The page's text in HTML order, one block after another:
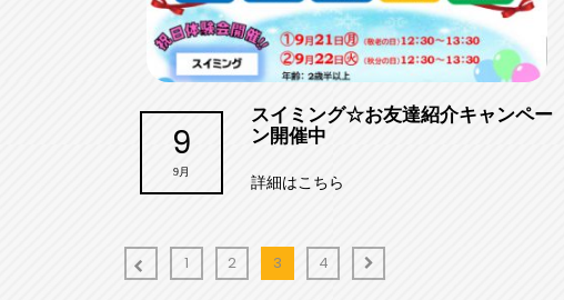
9
9月
スイミング☆お友達紹介キャンペー
ン開催中
詳細はこちら
1 2 3 4